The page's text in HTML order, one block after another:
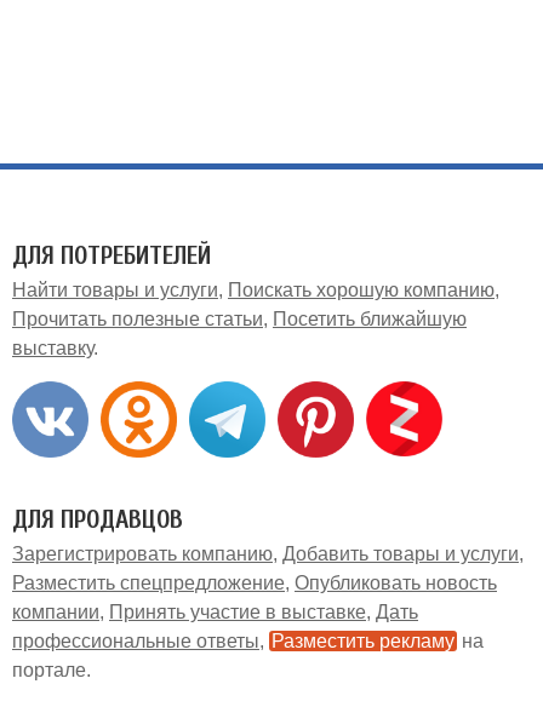
ДЛЯ ПОТРЕБИТЕЛЕЙ
Найти товары и услуги
Поискать хорошую компанию
Прочитать полезные статьи
Посетить ближайшую
выставку
ДЛЯ ПРОДАВЦОВ
Зарегистрировать компанию Добавить товары и услуги
Разместить спецпредложение Опубликовать новость
компании
Принять участие в выставке Дать
профессиональные ответы
Разместить рекламу на
портале